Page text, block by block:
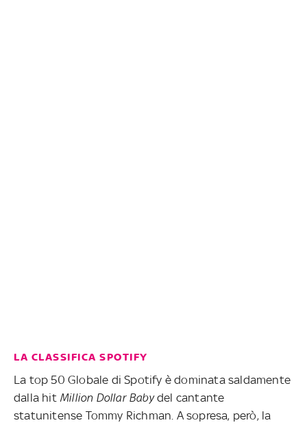
LA CLASSIFICA SPOTIFY
La top 50 Globale di Spotify è dominata saldamente
dalla hit Million Dollar Babydel cantante
statunitense Tommy Richman. A sopresa, però, la